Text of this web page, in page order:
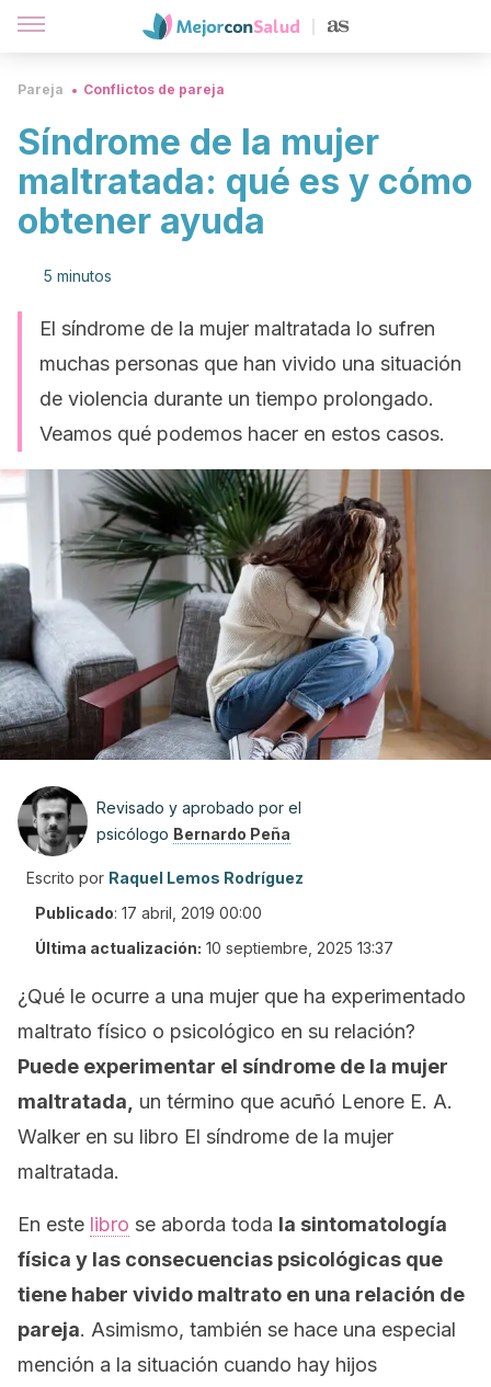
Pareja Conflictos de pareja
Síndrome de la mujer
maltratada: qué es y cómo
obtener ayuda
5 minutos
El síndrome de la mujer maltratada lo sufren
muchas personas que han vivido una situación
de violencia durante un tiempo prolongado.
Veamos qué podemos hacer en estos casos.
Revisado y aprobado por el
psicólogo Bernardo Peña
Escrito por Raquel Lemos Rodríguez
Publicado: 17 abril, 2019 00:00
Última actualización: 10 septiembre, 2025 13:37
¿Qué le ocurre a una mujer que ha experimentado
maltrato físico o psicológico en su relación?
Puede experimentar el síndrome de la mujer
maltratada,
un término que acuñó Lenore E. A.
Walker en su libro El síndrome de la mujer
maltratada.
En este libro se aborda toda la sintomatología
física y las consecuencias psicológicas que
tiene haber vivido maltrato en una relación de
pareja. Asimismo, también se hace una especial
mención a la situación cuando hay hijos